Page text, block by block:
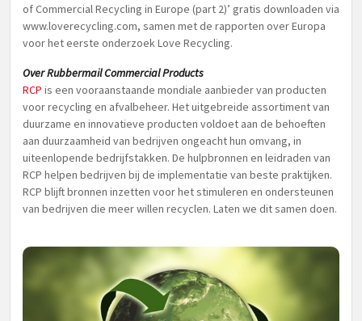
of Commercial Recycling in Europe (part 2)’ gratis downloaden via
www.loverecycling.com, samen met de rapporten over Europa
voor het eerste onderzoek Love Recycling.
Over Rubbermail Commercial Products
RCP is een vooraanstaande mondiale aanbieder van producten
voor recycling en afvalbeheer. Het uitgebreide assortiment van
duurzame en innovatieve producten voldoet aan de behoeften
aan duurzaamheid van bedrijven ongeacht hun omvang, in
uiteenlopende bedrijfstakken. De hulpbronnen en leidraden van
RCP helpen bedrijven bij de implementatie van beste praktijken.
RCP blijft bronnen inzetten voor het stimuleren en ondersteunen
van bedrijven die meer willen recyclen. Laten we dit samen doen.